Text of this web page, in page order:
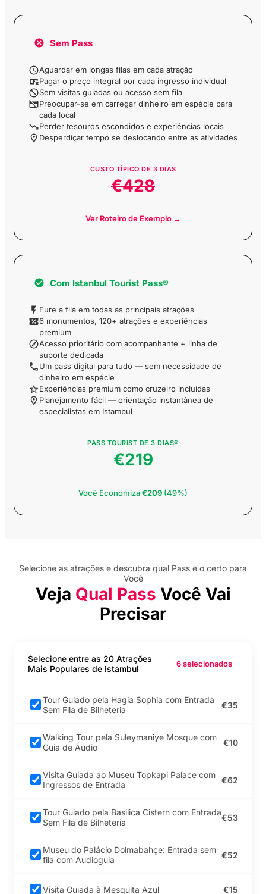
Bilhete de Barco Ida e
Volta para a Ilha de
Heybeliada com
Audioguia
Passeio a Pé pela Ilha
Passeio a Pé pela Ilha
ViaSea Theme Park
Bilhete de Entrada
Turístico no Bósforo
Excursão de um dia a
Bursa e visita guiada
Bilhete de Entrada
Entrada sem fila para
Bilhete de Entrada no
Museu Beşiktaş JK
Excursão guiada de
Bilhete de Entrada
Torium
Flyzone Air Sports -
Rua Istiklal
Bilhete de Entrada
Flyzone Air Sports -
Bilhete de Entrada
Lens Istanbul
Bilhete de Entrada no
Sem Pass
Aguardar em longas filas em cada atração
Pagar o preço integral por cada ingresso individual
Sem visitas guiadas ou acesso sem fila
Preocupar-se em carregar dinheiro em espécie para
cada local
Perder tesouros escondidos e experiências locais
Desperdiçar tempo se deslocando entre as atividades
CUSTO TÍPICO DE 3 DIAS
€428
Ver Roteiro de Exemplo →
Com Istanbul Tourist Pass®
Fure a fila em todas as principais atrações
6 monumentos, 120+ atrações e experiências
premium
Acesso prioritário com acompanhante + linha de
suporte dedicada
Um pass digital para tudo — sem necessidade de
dinheiro em espécie
Experiências premium como cruzeiro incluídas
Planejamento fácil — orientação instantânea de
especialistas em Istambul
PASS TOURIST DE 3 DIAS®
€219
Você Economiza€209 (49%)
Selecione as atrações e descubra qual Pass é o certo para
Você
Veja Qual Pass Você Vai
Precisar
Selecione entre as 20 Atrações
Mais Populares de Istambul
6 selecionados
Tour Guiado pela Hagia Sophia com Entrada
Sem Fila de Bilheteria
€35
Walking Tour pela Suleymaniye Mosque com
Guia de Áudio
€10
Visita Guiada ao Museu Topkapi Palace com
Ingressos de Entrada
€62
Tour Guiado pela Basilica Cistern com Entrada
Sem Fila de Bilheteria
€53
Museu do Palácio Dolmabahçe: Entrada sem
fila com Audioguia
€52
Visita Guiada à Mesquita Azul €15